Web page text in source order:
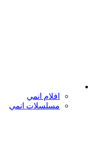
افلام انمي
مسلسلات انمي